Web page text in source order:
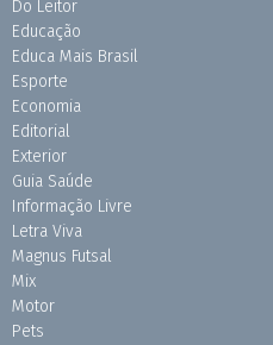
Do Leitor
Educação
Educa Mais Brasil
Esporte
Economia
Editorial
Exterior
Guia Saúde
Informação Livre
Letra Viva
Magnus Futsal
Mix
Motor
Pets